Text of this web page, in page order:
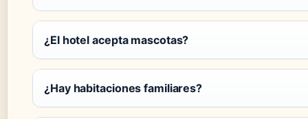
¿El hotel acepta mascotas?
¿Hay habitaciones familiares?